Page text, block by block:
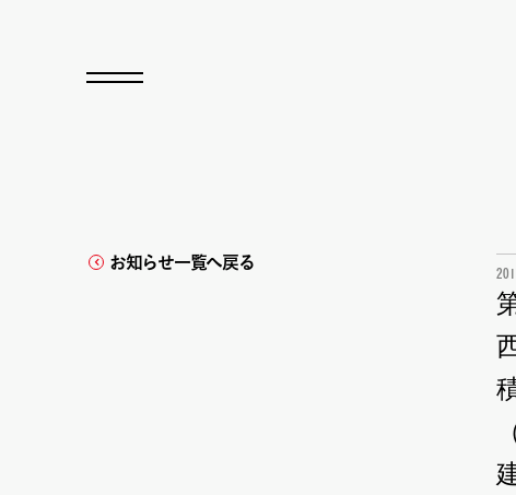
お知らせ一覧へ戻る